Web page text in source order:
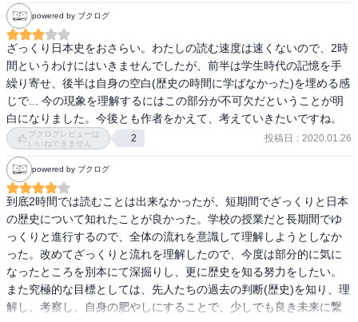
連綿と続く歴史の途中にいることを理解したときに次の世代に何を
残すべきなのかを考えるきっかけになった。
powered by ブクログ
ざっくり日本史をおさらい。わたしの読む速度は速くないので、2時
間というわけにはいきませんでしたが、前半は学生時代の記憶を手
繰り寄せ、後半は自身の空白(歴史の時間に学ばなかった)を埋める感
じで... 今の現象を理解するにはこの部分が不可欠だということが明
白になりました。今後とも作者をかえて、考えていきたいですね。
ブクログレビューは
いいねできません
2 投稿日 : 2020.01.26
powered by ブクログ
到底2時間では読むことは出来なかったが、短期間でざっくりと日本
の歴史について知れたことが良かった。学校の授業だと長期間でゆ
っくりと進行するので、全体の流れを意識して理解しようとしなか
った。改めてざっくりと流れを理解したので、今度は部分的に気に
なったところを別本にて深掘りし、更に歴史を知る努力をしたい。
また究極的な目標としては、先人たちの過去の判断(歴史)を知り、理
解し、考察し、自身の肥やしにすることで、少しでも良き未来に繋